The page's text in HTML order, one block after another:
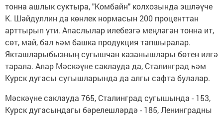
тонна ашлык суктыра, "Комбайн" колхозында эшләүче
К. Шәйдуллин да көнлек нормасын 200 проценттан
арттырып үти. Апаслылар илебезгә меңләгән тонна ит,
сөт, май, бал һәм башка продукция тапшыралар.
Якташларыбызның сугышчан казанышлары бөтен илгә
тарала. Алар Мәскәүне саклауда да, Сталинград һәм
Курск дугасы сугышларында да алгы сафта булалар.
Мәскәүне саклауда 765, Сталинград сугышында - 153,
Курск дугасындагы бәрелешләрдә - 185, Ленинградны